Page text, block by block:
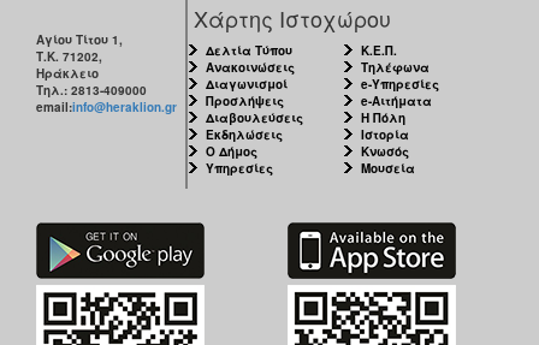
Αγίου Τίτου 1,
Τ.Κ. 71202,
Ηράκλειο
Τηλ.: 2813-409000
email:info@heraklion.gr
Χάρτης Ιστοχώρου
Δελτία Τύπου
Ανακοινώσεις
Διαγωνισμοί
Προσλήψεις
Διαβουλεύσεις
Εκδηλώσεις
Ο Δήμος
Υπηρεσίες
Κ.Ε.Π.
Τηλέφωνα
e-Υπηρεσίες
e-Αιτήματα
Η Πόλη
Ιστορία
Κνωσός
Μουσεία